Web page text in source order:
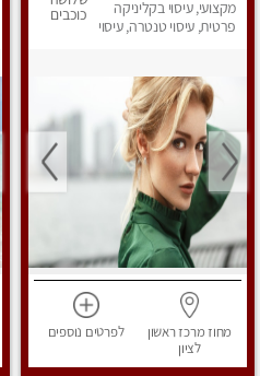
מקצועי, עיסוי בקליניקה
פרטית, עיסוי טנטרה, עיסוי
כוכבים
מחוז מרכזראשון
לציון
לפרטים נוספים